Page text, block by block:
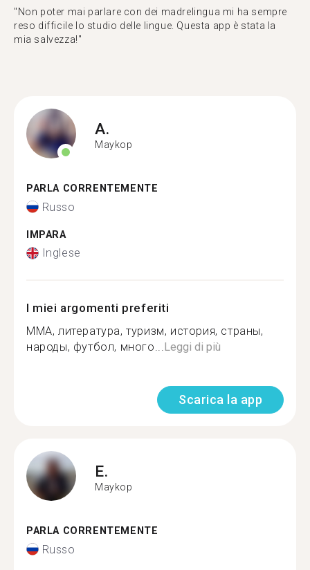
"Non poter mai parlare con dei madrelingua mi ha sempre
reso difficile lo studio delle lingue. Questa app è stata la
mia salvezza!"
A.
Maykop
PARLA CORRENTEMENTE
Russo
IMPARA
Inglese
I miei argomenti preferiti
ММА, литература, туризм, история, страны,
народы, футбол, много...Leggi di più
Scarica la app
E.
Maykop
PARLA CORRENTEMENTE
Russo